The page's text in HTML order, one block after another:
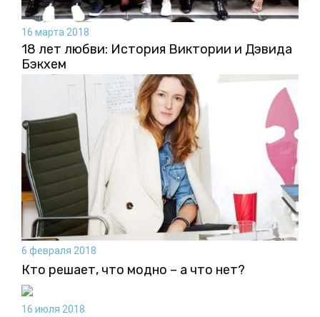
16 марта 2018
18 лет любви: История Виктории и Дэвида
Бэкхем
6 февраля 2018
Кто решает, что модно – а что нет?
16 июля 2018